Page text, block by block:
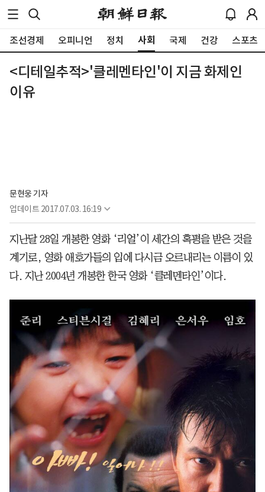
조선경제 오피니언 정치 사회 국제 건강 스포츠
<디테일추적>'클레멘타인'이 지금 화제인
이유
문현웅 기자
업데이트 2017.07.03. 16:19
지난달 28일 개봉한 영화 ‘리얼’이 세간의 혹평을 받은 것을
계기로, 영화 애호가들의 입에 다시금 오르내리는 이름이 있
다. 지난 2004년 개봉한 한국 영화 ‘클레멘타인’이다.